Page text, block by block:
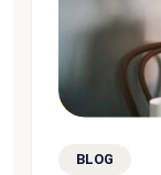
BLOG